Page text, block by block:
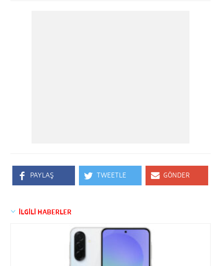
PAYLAŞ TWEETLE GÖNDER
İLGİLİ HABERLER